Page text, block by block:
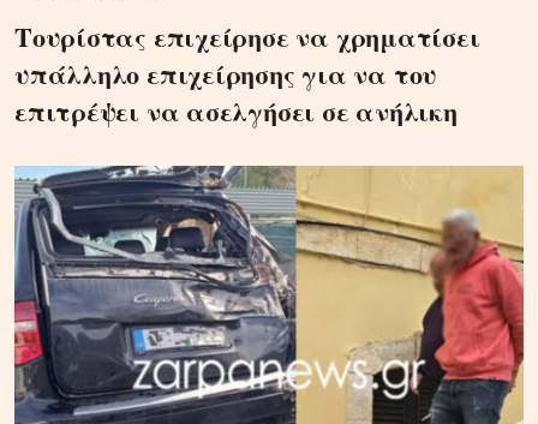
Τουρίστας επιχείρησε να χρηματίσει
υπάλληλο επιχείρησης για να του
επιτρέψει να ασελγήσει σε ανήλικη